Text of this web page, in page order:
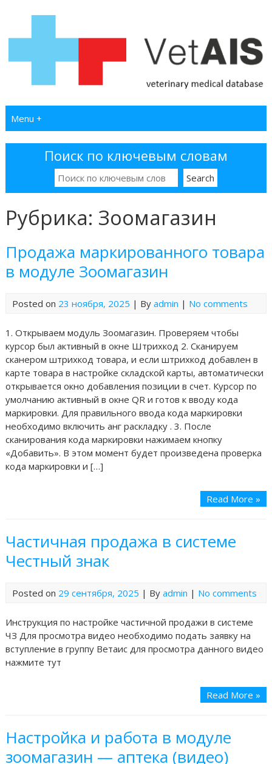
Menu +
Поиск по ключевым словам
Рубрика: Зоомагазин
Продажа маркированного товара
в модуле Зоомагазин
Posted on 23 ноября, 2025 | By admin | No comments
1. Открываем модуль Зоомагазин. Проверяем чтобы
курсор был активный в окне Штрихкод 2. Сканируем
сканером штрихкод товара, и если штрихкод добавлен в
карте товара в настройке складской карты, автоматически
открывается окно добавления позиции в счет. Курсор по
умолчанию активный в окне QR и готов к вводу кода
маркировки. Для правильного ввода кода маркировки
необходимо включить анг раскладку . 3. После
сканирования кода маркировки нажимаем кнопку
«Добавить». В этом момент будет произведена проверка
кода маркировки и […]
Read More »
Частичная продажа в системе
Честный знак
Posted on 29 сентября, 2025 | By admin | No comments
Инструкция по настройке частичной продажи в системе
ЧЗ Для просмотра видео необходимо подать заявку на
вступление в группу Ветаис для просмотра данного видео
нажмите тут
Read More »
Настройка и работа в модуле
зоомагазин — аптека (видео)